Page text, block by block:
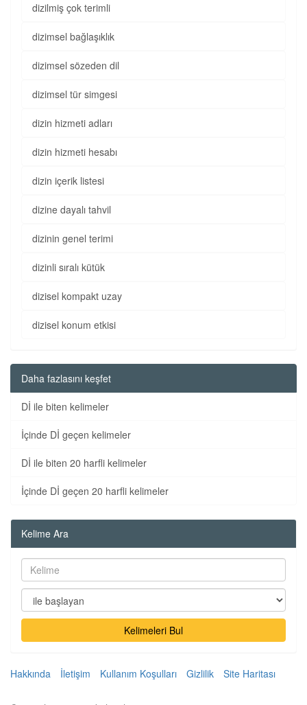
dizilmiş çok terimli
dizimsel bağlaşıklık
dizimsel sözeden dil
dizimsel tür simgesi
dizin hizmeti adları
dizin hizmeti hesabı
dizin içerik listesi
dizine dayalı tahvil
dizinin genel terimi
dizinli sıralı kütük
dizisel kompakt uzay
dizisel konum etkisi
Daha fazlasını keşfet
Dİ ile biten kelimeler
İçinde Dİ geçen kelimeler
Dİ ile biten 20 harfli kelimeler
İçinde Dİ geçen 20 harfli kelimeler
Kelime Ara
Kelimeleri Bul
Hakkında İletişim Kullanım Koşulları Gizlilik Site Haritası